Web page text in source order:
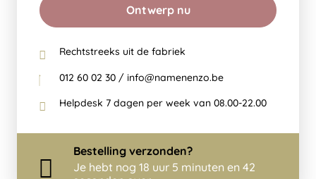
Ontwerp nu
Rechtstreeks uit de fabriek
012 60 02 30 / info@namenenzo.be
Helpdesk 7 dagen per week van 08.00-22.00
Bestelling verzonden?
Je hebt nog 18 uur 5 minuten en 42